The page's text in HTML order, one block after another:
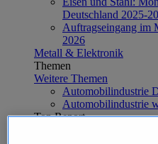
Deutschland 2025-
Auftragseingang im
2026
Metall & Elektronik
Themen
Weitere Themen
Automobilindustrie
Automobilindustrie
Top Report